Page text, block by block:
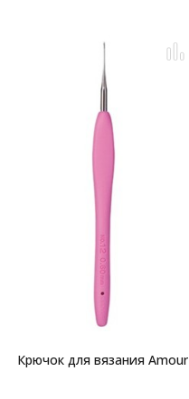
Крючок для вязания Amour